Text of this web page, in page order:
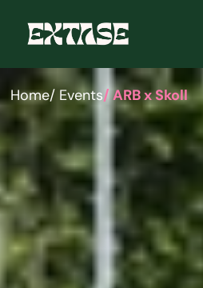
Home/ Events/ ARB x Skoll